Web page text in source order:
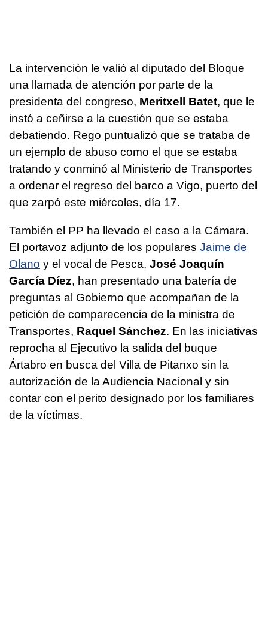
La intervención le valió al diputado del Bloque
una llamada de atención por parte de la
presidenta del congreso, Meritxell Batet, que le
instó a ceñirse a la cuestión que se estaba
debatiendo. Rego puntualizó que se trataba de
un ejemplo de abuso como el que se estaba
tratando y conminó al Ministerio de Transportes
a ordenar el regreso del barco a Vigo, puerto del
que zarpó este miércoles, día 17.
También el PP ha llevado el caso a la Cámara.
El portavoz adjunto de los populares Jaime de
Olano y el vocal de Pesca, José Joaquín
García Díez, han presentado una batería de
preguntas al Gobierno que acompañan de la
petición de comparecencia de la ministra de
Transportes, Raquel Sánchez. En las iniciativas
reprocha al Ejecutivo la salida del buque
Ártabro en busca del Villa de Pitanxo sin la
autorización de la Audiencia Nacional y sin
contar con el perito designado por los familiares
de la víctimas.